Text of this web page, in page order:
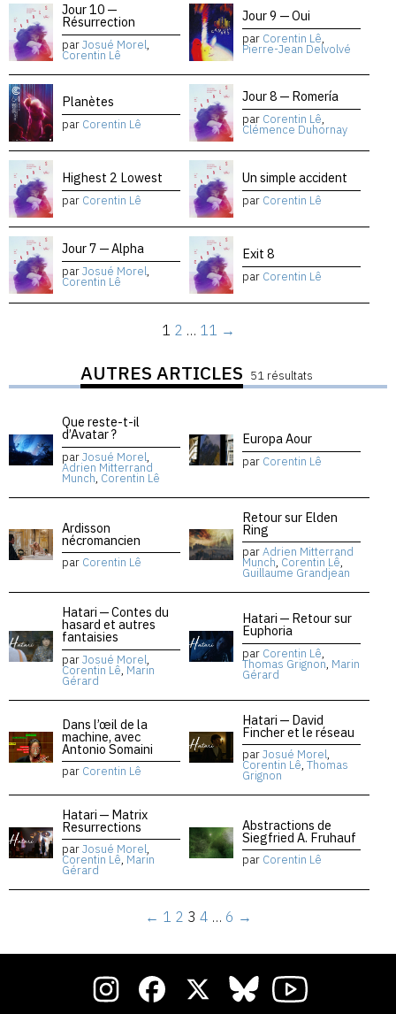
Jour 10 —
Résurrection
parJosué Morel,
Corentin Lê
Jour 9 — Oui
par Corentin Lê,
Pierre-Jean Delvolvé
Planètes
par Corentin Lê
Jour 8 — Romería
par Corentin Lê,
Clémence Duhornay
Highest 2 Lowest
par Corentin Lê
Un simple accident
par Corentin Lê
Jour 7 — Alpha
parJosué Morel,
Corentin Lê
Exit 8
par Corentin Lê
1 2 … 11 →
AUTRES ARTICLES 51 résultats
Que reste-t-il
d’Avatar ?
parJosué Morel,
Adrien Mitterrand
Munch, Corentin Lê
Europa Aour
par Corentin Lê
Ardisson
nécromancien
par Corentin Lê
Retour sur Elden
Ring
parAdrien Mitterrand
Munch, Corentin Lê,
Guillaume Grandjean
Hatari — Contes du
hasard et autres
fantaisies
parJosué Morel,
Corentin Lê, Marin
Gérard
Hatari — Retour sur
Euphoria
par Corentin Lê,
Thomas Grignon, Marin
Gérard
Dans l’œil de la
machine, avec
Antonio Somaini
par Corentin Lê
Hatari — David
Fincher et le réseau
parJosué Morel,
Corentin Lê, Thomas
Grignon
Hatari — Matrix
Resurrections
parJosué Morel,
Corentin Lê, Marin
Gérard
Abstractions de
Siegfried A. Fruhauf
par Corentin Lê
← 1 2 3 4 … 6 →